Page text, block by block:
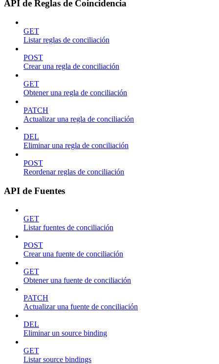
API de Reglas de Coincidencia
GET
Listar reglas de conciliación
POST
Crear una regla de conciliación
GET
Obtener una regla de conciliación
PATCH
Actualizar una regla de conciliación
DEL
Eliminar una regla de conciliación
POST
Reordenar reglas de conciliación
API de Fuentes
GET
Listar fuentes de conciliación
POST
Crear una fuente de conciliación
GET
Obtener una fuente de conciliación
PATCH
Actualizar una fuente de conciliación
DEL
Eliminar un source binding
GET
Listar source bindings